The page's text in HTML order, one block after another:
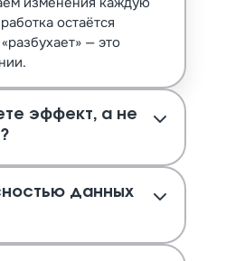
остаётся
— это
эффект, а не
данных